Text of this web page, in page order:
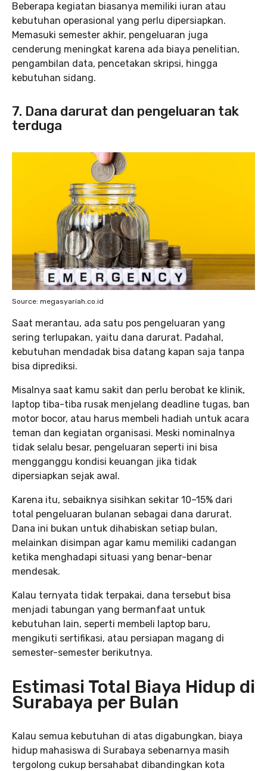
Beberapa kegiatan biasanya memiliki iuran atau
kebutuhan operasional yang perlu dipersiapkan.
Memasuki semester akhir, pengeluaran juga
cenderung meningkat karena ada biaya penelitian,
pengambilan data, pencetakan skripsi, hingga
kebutuhan sidang.
7. Dana darurat dan pengeluaran tak
terduga
Source: megasyariah.co.id
Saat merantau, ada satu pos pengeluaran yang
sering terlupakan, yaitu dana darurat. Padahal,
kebutuhan mendadak bisa datang kapan saja tanpa
bisa diprediksi.
Misalnya saat kamu sakit dan perlu berobat ke klinik,
laptop tiba-tiba rusak menjelang deadline tugas, ban
motor bocor, atau harus membeli hadiah untuk acara
teman dan kegiatan organisasi. Meski nominalnya
tidak selalu besar, pengeluaran seperti ini bisa
mengganggu kondisi keuangan jika tidak
dipersiapkan sejak awal.
Karena itu, sebaiknya sisihkan sekitar 10–15% dari
total pengeluaran bulanan sebagai dana darurat.
Dana ini bukan untuk dihabiskan setiap bulan,
melainkan disimpan agar kamu memiliki cadangan
ketika menghadapi situasi yang benar-benar
mendesak.
Kalau ternyata tidak terpakai, dana tersebut bisa
menjadi tabungan yang bermanfaat untuk
kebutuhan lain, seperti membeli laptop baru,
mengikuti sertifikasi, atau persiapan magang di
semester-semester berikutnya.
Estimasi Total Biaya Hidup di
Surabaya per Bulan
Kalau semua kebutuhan di atas digabungkan, biaya
hidup mahasiswa di Surabaya sebenarnya masih
tergolong cukup bersahabat dibandingkan kota